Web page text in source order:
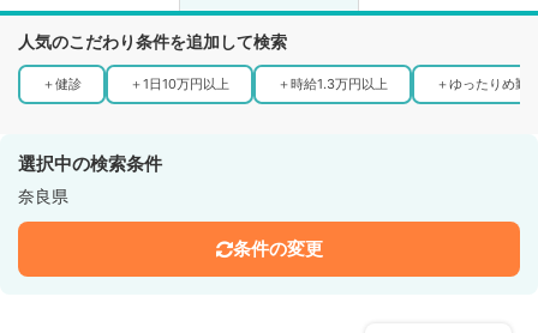
人気のこだわり条件を追加して検索
＋健診 ＋1日10万円以上 ＋時給1.3万円以上 ＋ゆったりめ勤
選択中の検索条件
奈良県
条件の変更